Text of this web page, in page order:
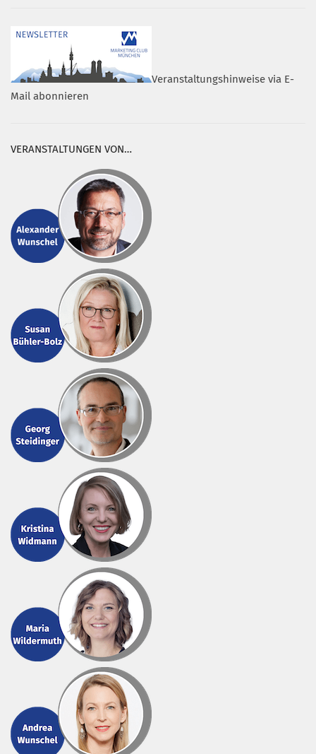
Veranstaltungshinweise via E-
Mail abonnieren
VERANSTALTUNGEN VON…